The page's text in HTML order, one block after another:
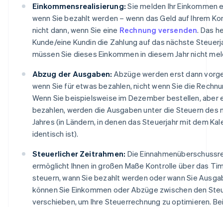
Einkommensrealisierung: Sie melden Ihr Einkommen
wenn Sie bezahlt werden – wenn das Geld auf Ihrem
nicht dann, wenn Sie eine Rechnung versenden. Das
Kunde/eine Kundin die Zahlung auf das nächste
müssen Sie dieses Einkommen in diesem Jahr nicht
Abzug der Ausgaben: Abzüge werden erst dann
wenn Sie für etwas bezahlen, nicht wenn Sie die
Wenn Sie beispielsweise im Dezember bestellen, aber
bezahlen, werden die Ausgaben unter die Steuern des
Jahres (in Ländern, in denen das Steuerjahr mit dem
identisch ist).
Steuerlicher Zeitrahmen: Die
ermöglicht Ihnen in großen Maße Kontrolle über das
steuern, wann Sie bezahlt werden oder wann Sie
können Sie Einkommen oder Abzüge zwischen den
verschieben, um Ihre Steuerrechnung zu optimieren.